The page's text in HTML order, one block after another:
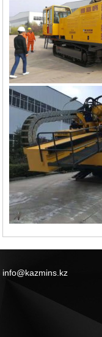
info@kazmins.kz